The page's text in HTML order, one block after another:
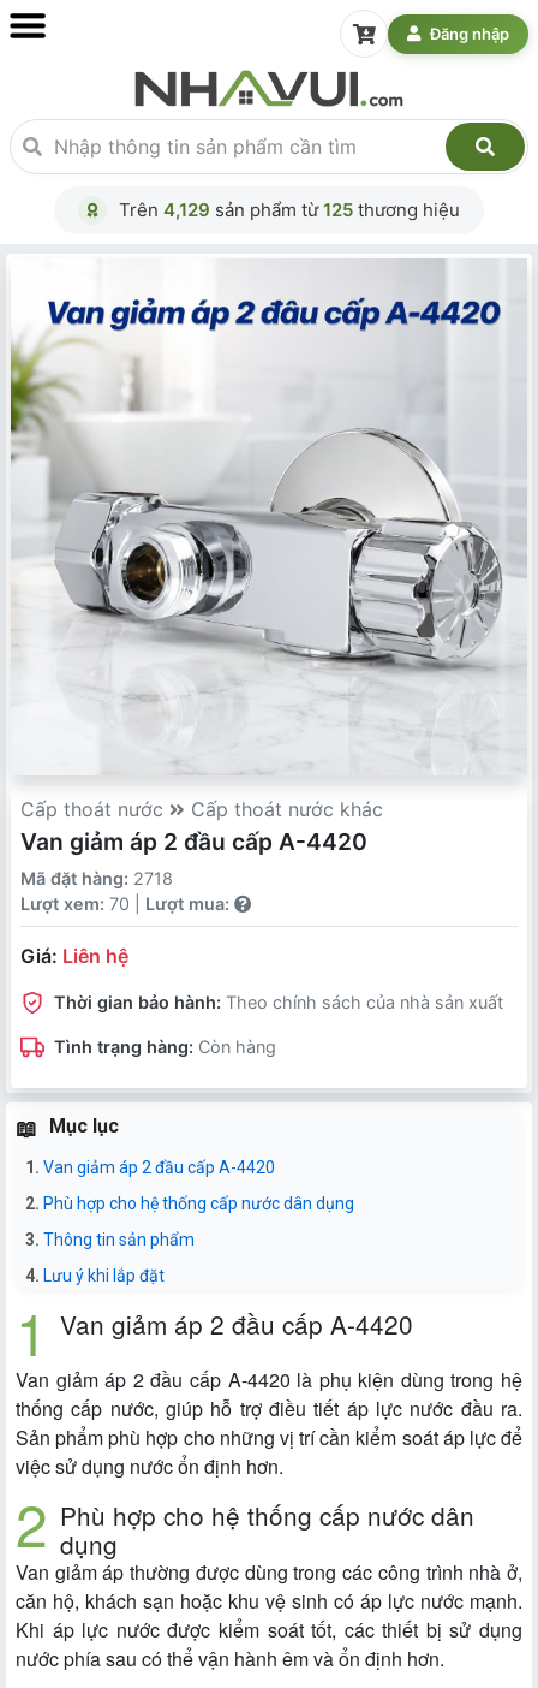
Đăng nhập
Trên 4,129 sản phẩm từ125 thương hiệu
Cấp thoát nước Cấp thoát nước khác
Van giảm áp 2 đầu cấp A-4420
Mã đặt hàng: 2718
Lượt xem: 70 | Lượt mua:
Giá: Liên hệ
Thời gian bảo hành: Theo chính sách của nhà sản xuất
Tình trạng hàng: Còn hàng
Mục lục
Van giảm áp 2 đầu cấp A-4420
Phù hợp cho hệ thống cấp nước dân dụng
Thông tin sản phẩm
Lưu ý khi lắp đặt
Van giảm áp 2 đầu cấp A-4420
Van giảm áp 2 đầu cấp A-4420 là phụ kiện dùng trong hệ
thống cấp nước, giúp hỗ trợ điều tiết áp lực nước đầu ra.
Sản phẩm phù hợp cho những vị trí cần kiểm soát áp lực để
việc sử dụng nước ổn định hơn.
Phù hợp cho hệ thống cấp nước dân
dụng
Van giảm áp thường được dùng trong các công trình nhà ở,
căn hộ, khách sạn hoặc khu vệ sinh có áp lực nước mạnh.
Khi áp lực nước được kiểm soát tốt, các thiết bị sử dụng
nước phía sau có thể vận hành êm và ổn định hơn.